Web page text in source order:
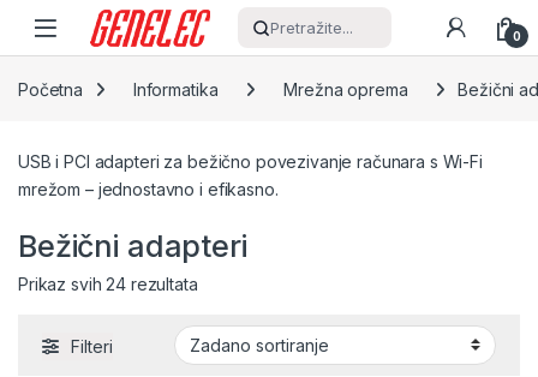
Skip to navigation
Skip to content
Pretražite... 0
Početna Informatika Mrežna oprema Bežični
USB i PCI adapteri za bežično povezivanje računara s Wi-Fi
mrežom – jednostavno i efikasno.
Bežični adapteri
Prikaz svih 24 rezultata
Filteri